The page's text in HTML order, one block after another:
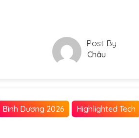
Post By
Châu
Bình Dương 2026 Highlighted Tech